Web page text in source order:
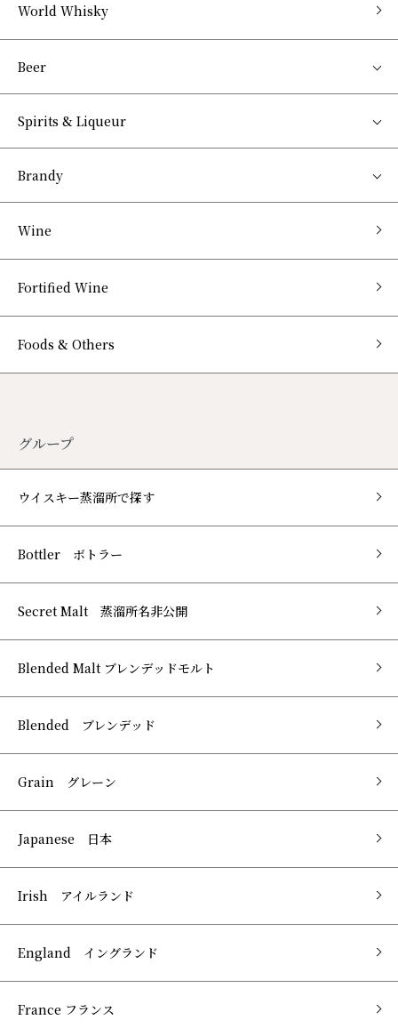
World Whisky
Beer
Spirits & Liqueur
Brandy
Wine
Fortified Wine
Foods & Others
グループ
ウイスキー蒸溜所で探す
Bottler ボトラー
Secret Malt 蒸溜所名非公開
Blended Malt ブレンデッドモルト
Blended ブレンデッド
Grain グレーン
Japanese 日本
Irish アイルランド
England イングランド
France フランス